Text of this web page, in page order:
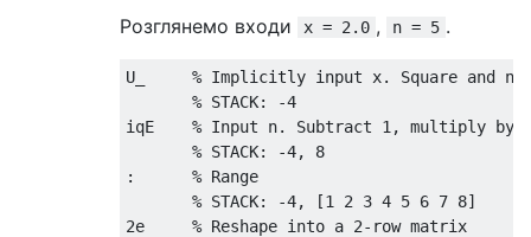
Розглянемо входи
x = 2.0 , n = 5 .
U_     % Implicitly input x. Square and
       % STACK: -4
iqE    % Input n. Subtract 1, multiply by
       % STACK: -4, 8
:      % Range
       % STACK: -4, [1 2 3 4 5 6 7 8]
2e     % Reshape into a 2-row matrix